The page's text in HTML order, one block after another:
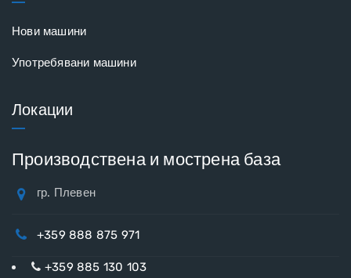
Нови машини
Употребявани машини
Локации
Производствена и мострена база
гр. Плевен
+359 888 875 971
+359 885 130 103